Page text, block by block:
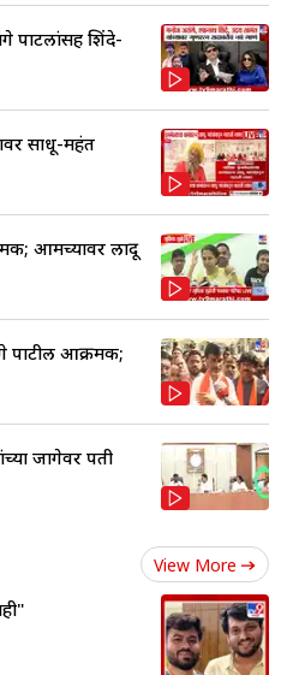
पाटलांसह शिंदे-
साधू-महंत
आमच्यावर लादू
पाटील आक्रमक;
जागेवर पती
View More